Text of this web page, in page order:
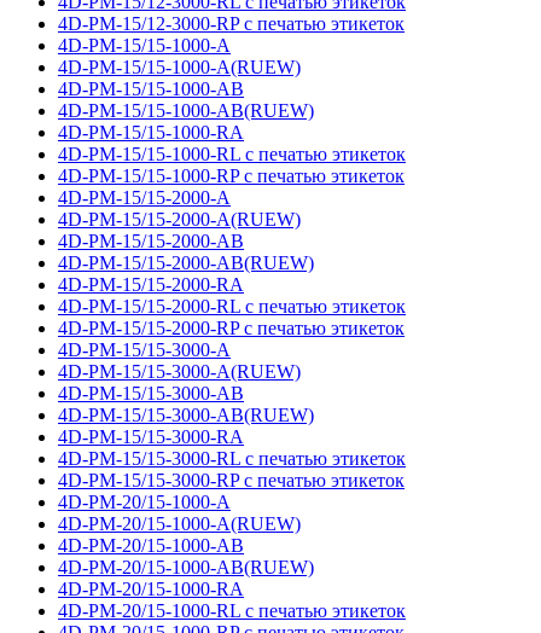
4D-PM-15/12-3000-RP с печатью этикеток
4D-PM-15/15-1000-A
4D-PM-15/15-1000-A(RUEW)
4D-PM-15/15-1000-AB
4D-PM-15/15-1000-AB(RUEW)
4D-PM-15/15-1000-RA
4D-PM-15/15-1000-RL с печатью этикеток
4D-PM-15/15-1000-RP с печатью этикеток
4D-PM-15/15-2000-A
4D-PM-15/15-2000-A(RUEW)
4D-PM-15/15-2000-AB
4D-PM-15/15-2000-AB(RUEW)
4D-PM-15/15-2000-RA
4D-PM-15/15-2000-RL с печатью этикеток
4D-PM-15/15-2000-RP с печатью этикеток
4D-PM-15/15-3000-A
4D-PM-15/15-3000-A(RUEW)
4D-PM-15/15-3000-AB
4D-PM-15/15-3000-AB(RUEW)
4D-PM-15/15-3000-RA
4D-PM-15/15-3000-RL с печатью этикеток
4D-PM-15/15-3000-RP с печатью этикеток
4D-PM-20/15-1000-A
4D-PM-20/15-1000-A(RUEW)
4D-PM-20/15-1000-AB
4D-PM-20/15-1000-AB(RUEW)
4D-PM-20/15-1000-RA
4D-PM-20/15-1000-RL с печатью этикеток